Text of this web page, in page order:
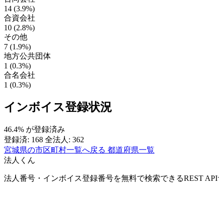
14 (3.9%)
合資会社
10 (2.8%)
その他
7 (1.9%)
地方公共団体
1 (0.3%)
合名会社
1 (0.3%)
インボイス登録状況
46.4% が登録済み
登録済: 168 全法人: 362
宮城県の市区町村一覧へ戻る 都道府県一覧
法人くん
法人番号・インボイス登録番号を無料で検索できるREST API